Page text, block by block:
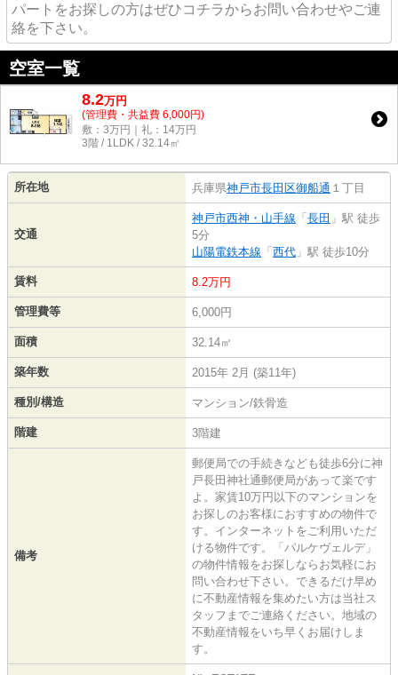
パートをお探しの方はぜひコチラからお問い合わせやご連
絡を下さい。
空室一覧
8.2万円
(管理費・共益費 6,000円)
敷：3万円｜礼：14万円
3階 / 1LDK / 32.14㎡
所在地 兵庫県神戸市長田区御船通 １丁目
交通
神戸市西神・山手線 「 長田 」駅 徒歩
5分
山陽電鉄本線 「 西代 」駅 徒歩10分
賃料 8.2万円
管理費等 6,000円
面積 32.14㎡
築年数 2015年 2月 (築11年)
種別/構造 マンション/鉄骨造
階建 3階建
備考
郵便局での手続きなども徒歩6分に神
戸長田神社通郵便局があって楽です
よ。家賃10万円以下のマンションを
お探しのお客様におすすめの物件で
す。インターネットをご利用いただ
ける物件です。「パルケヴェルデ」
の物件情報をお探しならお気軽にお
問い合わせ下さい。できるだけ早め
に不動産情報を集めたい方は当社ス
タッフまでご連絡ください。地域の
不動産情報をいち早くお届けしま
す。